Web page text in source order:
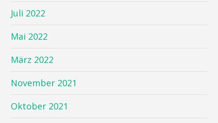
Juli 2022
Mai 2022
März 2022
November 2021
Oktober 2021